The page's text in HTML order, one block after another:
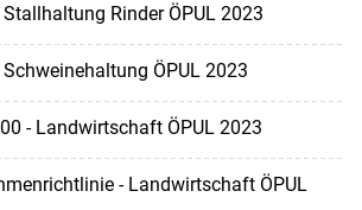
Rinder ÖPUL 2023
ÖPUL 2023
- Landwirtschaft ÖPUL 2023
- Landwirtschaft ÖPUL